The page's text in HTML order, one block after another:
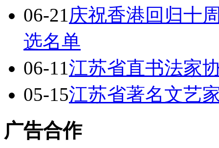
06-21庆祝香港回归十
选名单
06-11江苏省直书法家
05-15江苏省著名文艺
广告合作